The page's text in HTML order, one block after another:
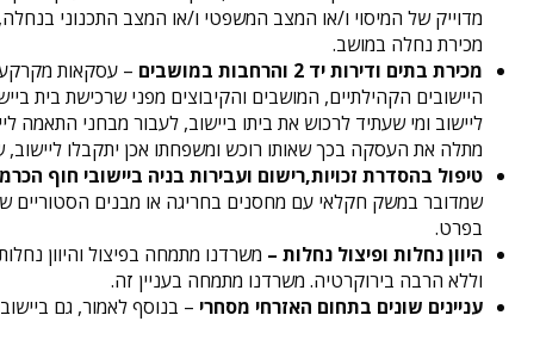
מדוייק של המיסוי ו/או המצב המשפטי ו/או המצב התכנוני
מכירת נחלה במושב.
מכירת בתים ודירות יד 2 והרחבות במושבים
היישובים הקהילתיים, המושבים והקיבוצים מפני שרכישת
ליישוב ומי שעתיד לרכוש את ביתו ביישוב, לעבור מבחני
מתלה את העסקה בכך שאותו רוכש ומשפחתו אכן יתקבלו ליישוב, שכן אם לא, ההסכם יראה
טיפול בהסדרת זכויות,רישום ועבירות בניה ביישובי חוף
שמדובר במשק חקלאי עם מחסנים בחריגה או מבנים הסטוריים
בפרט.
היוון נחלות ופיצול נחלות – משרדנו מתמחה בפיצול והיוון
וללא הרבה בירוקרטיה. משרדנו מתמחה בעניין זה.
עניינים שונים בתחום האזרחי מסחרי – בנוסף לאמור, גם